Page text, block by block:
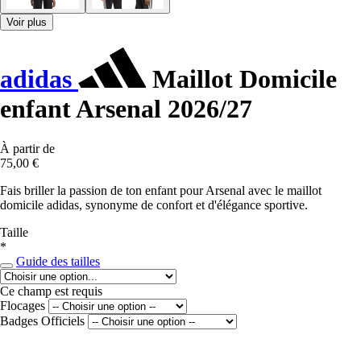
Voir plus
adidas
Maillot Domicile
enfant Arsenal 2026/27
À partir de
75,00 €
Fais briller la passion de ton enfant pour Arsenal avec le maillot
domicile adidas, synonyme de confort et d'élégance sportive.
Taille
*
Guide des tailles
Ce champ est requis
Flocages
Badges Officiels